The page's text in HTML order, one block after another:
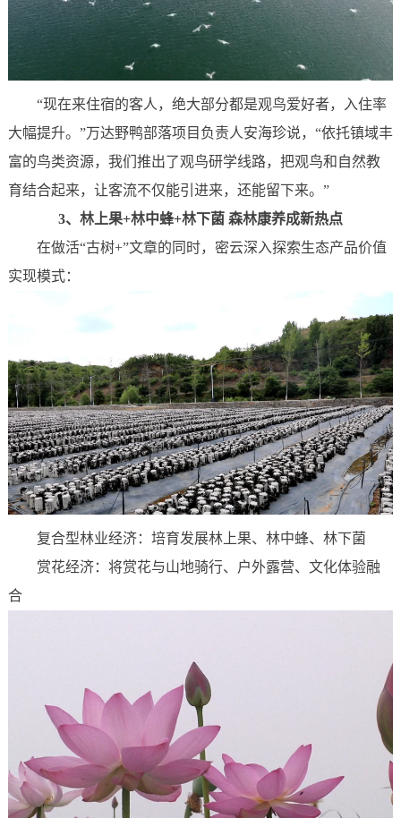
“现在来住宿的客人，绝大部分都是观鸟爱好者，入住率
大幅提升。”万达野鸭部落项目负责人安海珍说，“依托镇域丰
富的鸟类资源，我们推出了观鸟研学线路，把观鸟和自然教
育结合起来，让客流不仅能引进来，还能留下来。”
3、 林上果+林中蜂+林下菌 森林康养成新热点
在做活“古树+”文章的同时，密云深入探索生态产品价值
实现模式：
复合型林业经济：培育发展林上果、林中蜂、林下菌
赏花经济：将赏花与山地骑行、户外露营、文化体验融
合